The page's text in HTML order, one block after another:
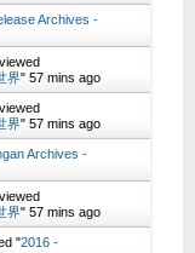
Archives -
viewed
界" 57 mins ago
viewed
界" 57 mins ago
Archives -
viewed
界" 57 mins ago
"2016 -